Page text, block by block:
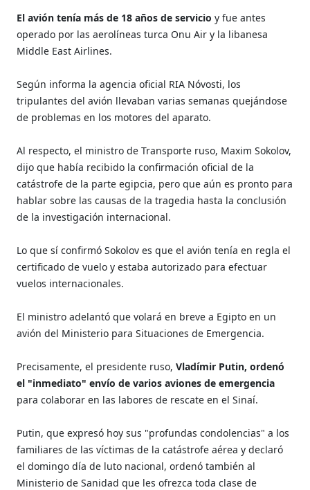
El avión tenía más de 18 años de servicioy fue antes
operado por las aerolíneas turca Onu Air y la libanesa
Middle East Airlines.
Según informa la agencia oficial RIA Nóvosti, los
tripulantes del avión llevaban varias semanas quejándose
de problemas en los motores del aparato.
Al respecto, el ministro de Transporte ruso, Maxim Sokolov,
dijo que había recibido la confirmación oficial de la
catástrofe de la parte egipcia, pero que aún es pronto para
hablar sobre las causas de la tragedia hasta la conclusión
de la investigación internacional.
Lo que sí confirmó Sokolov es que el avión tenía en regla el
certificado de vuelo y estaba autorizado para efectuar
vuelos internacionales.
El ministro adelantó que volará en breve a Egipto en un
avión del Ministerio para Situaciones de Emergencia.
Precisamente, el presidente ruso,Vladímir Putin, ordenó
el "inmediato" envío de varios aviones de emergencia
para colaborar en las labores de rescate en el Sinaí.
Putin, que expresó hoy sus "profundas condolencias" a los
familiares de las víctimas de la catástrofe aérea y declaró
el domingo día de luto nacional, ordenó también al
Ministerio de Sanidad que les ofrezca toda clase de